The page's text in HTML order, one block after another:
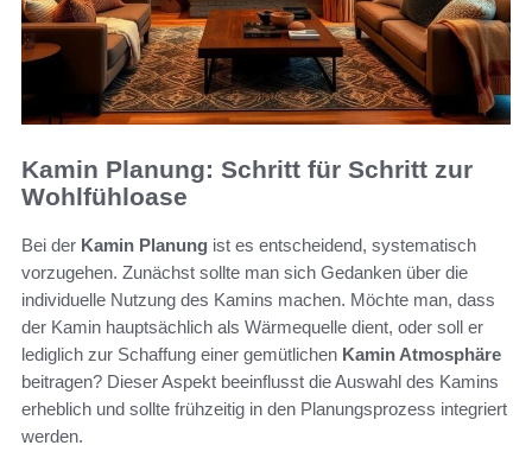
Kamin Planung: Schritt für Schritt zur
Wohlfühloase
Bei der Kamin Planung ist es entscheidend, systematisch
vorzugehen. Zunächst sollte man sich Gedanken über die
individuelle Nutzung des Kamins machen. Möchte man, dass
der Kamin hauptsächlich als Wärmequelle dient, oder soll er
lediglich zur Schaffung einer gemütlichen Kamin Atmosphäre
beitragen? Dieser Aspekt beeinflusst die Auswahl des Kamins
erheblich und sollte frühzeitig in den Planungsprozess integriert
werden.